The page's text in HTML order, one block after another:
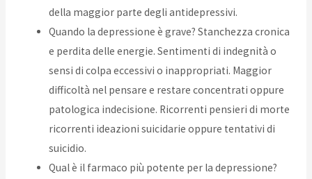
della maggior parte degli antidepressivi.
Quando la depressione è grave? Stanchezza cronica
e perdita delle energie. Sentimenti di indegnità o
sensi di colpa eccessivi o inappropriati. Maggior
difficoltà nel pensare e restare concentrati oppure
patologica indecisione. Ricorrenti pensieri di morte
ricorrenti ideazioni suicidarie oppure tentativi di
suicidio.
Qual è il farmaco più potente per la depressione?